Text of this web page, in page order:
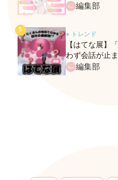
ネクストバズ
編集部
● トレンド
【はてな展】
わず会話が止
てな展』に行
編集部